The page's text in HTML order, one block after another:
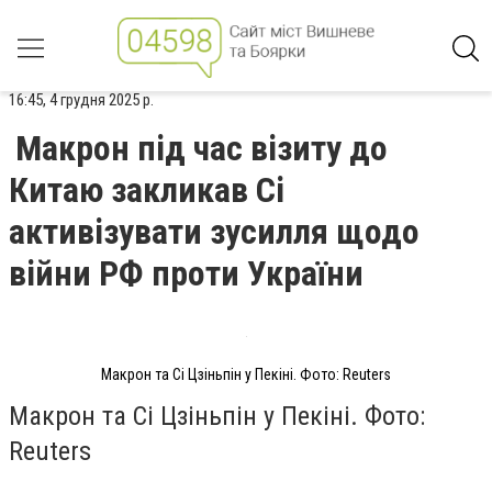
16:45, 4 грудня 2025 р.
Макрон під час візиту до
Китаю закликав Сі
активізувати зусилля щодо
війни РФ проти України
Макрон та Сі Цзіньпін у Пекіні. Фото: Reuters
Макрон та Сі Цзіньпін у Пекіні. Фото:
Reuters